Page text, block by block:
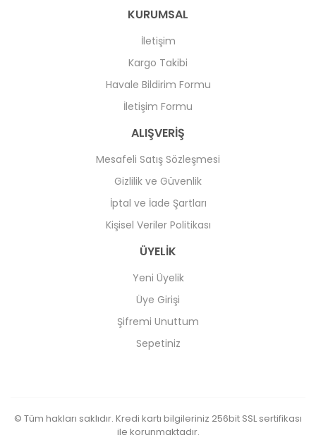
KURUMSAL
İletişim
Kargo Takibi
Havale Bildirim Formu
İletişim Formu
ALIŞVERİŞ
Mesafeli Satış Sözleşmesi
Gizlilik ve Güvenlik
İptal ve İade Şartları
Kişisel Veriler Politikası
ÜYELİK
Yeni Üyelik
Üye Girişi
Şifremi Unuttum
Sepetiniz
© Tüm hakları saklıdır. Kredi kartı bilgileriniz 256bit SSL sertifikası
ile korunmaktadır.